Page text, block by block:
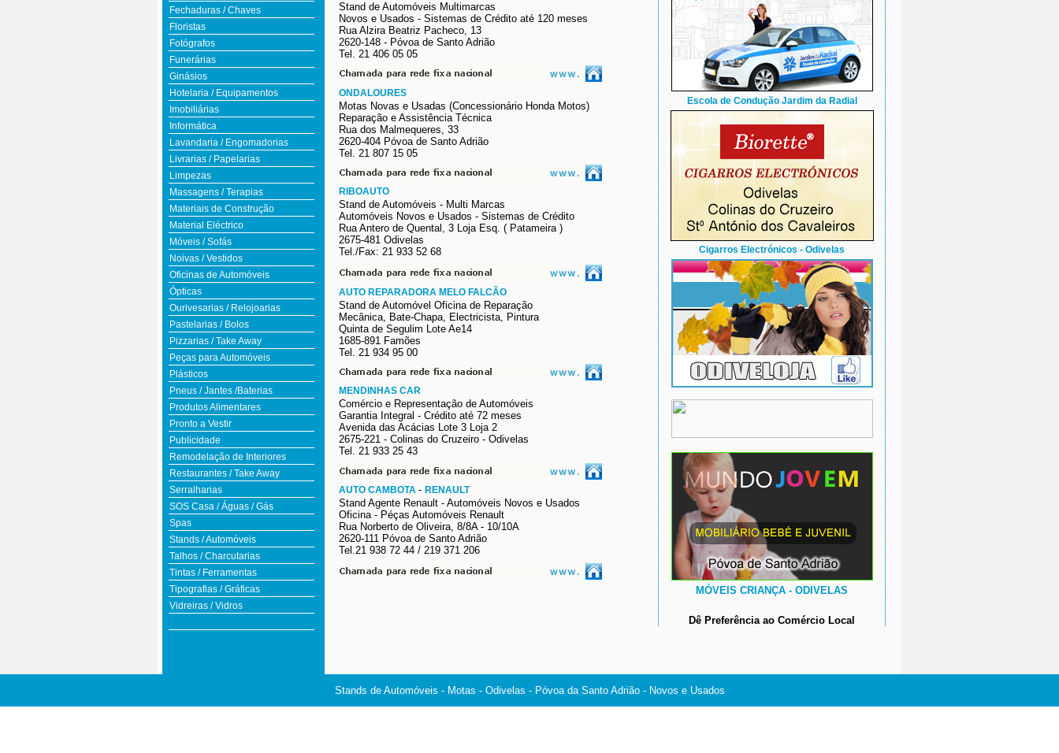
Fechaduras / Chaves
Floristas
Fotógrafos
Funerárias
Ginásios
Hotelaria / Equipamentos
Imobiliárias
Informática
Lavandaria / Engomadorias
Livrarias / Papelarias
Limpezas
Massagens / Terapias
Materiais de Construção
Material Eléctrico
Móveis / Sofás
Noivas / Vestidos
Oficinas de Automóveis
Ópticas
Ourivesarias / Relojoarias
Pastelarias / Bolos
Pizzarias / Take Away
Peças para Automóveis
Plásticos
Pneus / Jantes /Baterias
Produtos Alimentares
Pronto a Vestir
Publicidade
Remodelação de Interiores
Restaurantes / Take Away
Serralharias
SOS Casa / Águas / Gás
Spas
Stands / Automóveis
Talhos / Charcutarias
Tintas / Ferramentas
Tipografias / Gráficas
Vidreiras / Vidros
Stand de Automóveis Multimarcas
Novos e Usados - Sistemas de Crédito até 120 meses
Rua Alzira Beatriz Pacheco, 13
2620-148 - Póvoa de Santo Adrião
Tel. 21 406 05 05
ONDALOURES
Motas Novas e Usadas (Concessionário Honda Motos)
Reparação e Assistência Técnica
Rua dos Malmequeres, 33
2620-404 Póvoa de Santo Adrião
Tel. 21 807 15 05
RIBOAUTO
Stand de Automóveis - Multi Marcas
Automóveis Novos e Usados - Sistemas de Crédito
RuaAntero de Quental, 3 Loja Esq. ( Patameira)
2675-481 Odivelas
Tel./Fax: 21 933 52 68
AUTO REPARADORA MELO FALCÃO
Stand de Automóvel Oficina de Reparação
Mecânica, Bate-Chapa, Electricista, Pintura
Quinta de Segulim Lote Ae14
1685-891 Famões
Tel. 21 934 95 00
MENDINHAS CAR
Comércio e Representação de Automóveis
Garantia Integral - Crédito até 72 meses
Avenida das Acácias Lote 3 Loja 2
2675-221 - Colinas do Cruzeiro - Odivelas
Tel. 21 933 25 43
AUTO CAMBOTA - RENAULT
Stand Agente Renault - Automóveis Novos e Usados
Oficina - Péças Automóveis Renault
Rua Norberto de Oliveira, 8/8A - 10/10A
2620-111 Póvoa de Santo Adrião
Tel.21 938 72 44 / 219 371 206
Escola de Condução Jardim da Radial
Cigarros Electrónicos - Odivelas
MÓVEIS CRIANÇA - ODIVELAS
Dê Preferência ao Comércio Local
Stands de Automóveis - Motas - Odivelas - Póvoa da Santo Adrião - Novos e Usados